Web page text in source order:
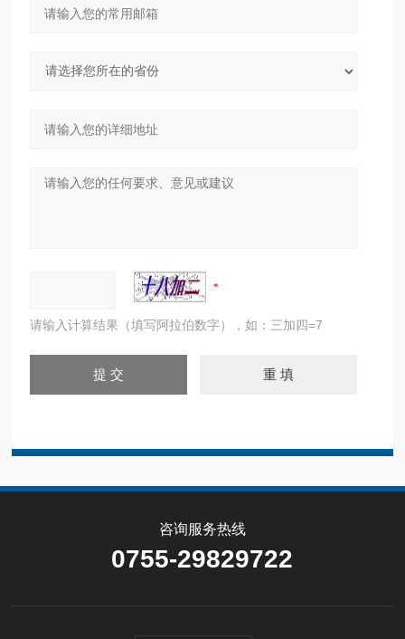
请输入计算结果（填写阿拉伯数字），如：三加四=7
咨询服务热线
0755-29829722